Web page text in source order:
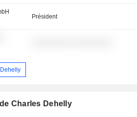
Président
Charles Dehelly